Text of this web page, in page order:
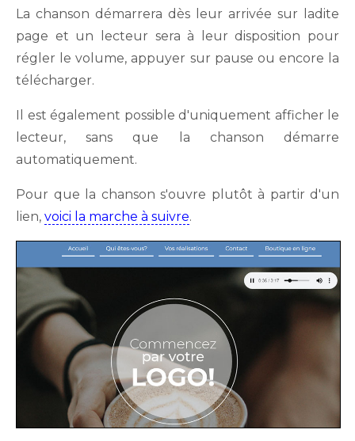
La chanson démarrera dès leur arrivée sur ladite
page et un lecteur sera à leur disposition pour
régler le volume, appuyer sur pause ou encore la
télécharger.
Il est également possible d'uniquement afficher le
lecteur, sans que la chanson démarre
automatiquement.
Pour que la chanson s'ouvre plutôt à partir d'un
lien, voici la marche à suivre.